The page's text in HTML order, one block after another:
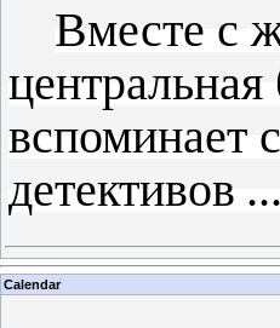
Вместе с
центральная
вспоминает
детективов ...
Calendar